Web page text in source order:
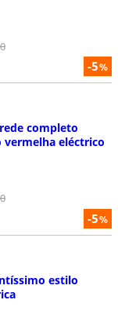
-5%
-5%
completo
eléctrico
estilo